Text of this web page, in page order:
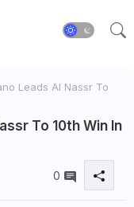
Leads Al Nassr To
To 10th Win In
0